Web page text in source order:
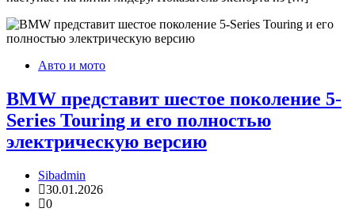
Авто и мото
BMW представит шестое поколение 5-
Series Touring и его полностью
электрическую версию
Sibadmin
30.01.2026
0